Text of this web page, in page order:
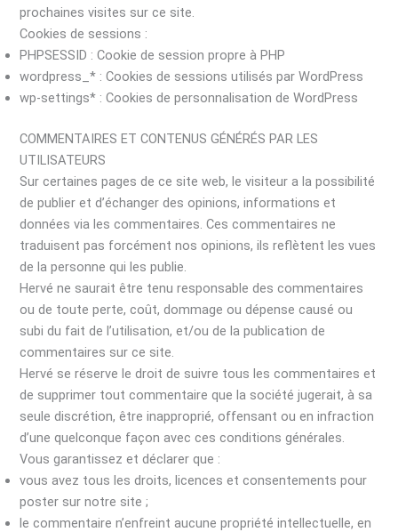
prochaines visites sur ce site.
Cookies de sessions :
PHPSESSID : Cookie de session propre à PHP
wordpress_* : Cookies de sessions utilisés par WordPress
wp-settings* : Cookies de personnalisation de WordPress
COMMENTAIRES ET CONTENUS GÉNÉRÉS PAR LES
UTILISATEURS
Sur certaines pages de ce site web, le visiteur a la possibilité
de publier et d’échanger des opinions, informations et
données via les commentaires. Ces commentaires ne
traduisent pas forcément nos opinions, ils reflètent les vues
de la personne qui les publie.
Hervé ne saurait être tenu responsable des commentaires
ou de toute perte, coût, dommage ou dépense causé ou
subi du fait de l’utilisation, et/ou de la publication de
commentaires sur ce site.
Hervé se réserve le droit de suivre tous les commentaires et
de supprimer tout commentaire que la société jugerait, à sa
seule discrétion, être inapproprié, offensant ou en infraction
d’une quelconque façon avec ces conditions générales.
Vous garantissez et déclarer que :
vous avez tous les droits, licences et consentements pour
poster sur notre site ;
le commentaire n’enfreint aucune propriété intellectuelle, en